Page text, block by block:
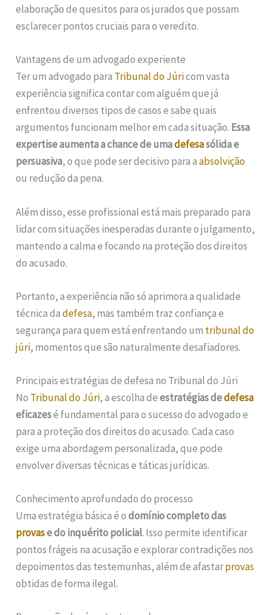
elaboração de quesitos para os jurados que possam
esclarecer pontos cruciais para o veredito.
Vantagens de um advogado experiente
Ter um advogado para Tribunal do Júricom vasta
experiência significa contar com alguém que já
enfrentou diversos tipos de casos e sabe quais
argumentos funcionam melhor em cada situação. Essa
expertise aumenta a chance de umadefesasólida e
persuasiva, o que pode ser decisivo para aabsolvição
ou redução da pena.
Além disso, esse profissional está mais preparado para
lidar com situações inesperadas durante o julgamento,
mantendo a calma e focando na proteção dos direitos
do acusado.
Portanto, a experiência não só aprimora a qualidade
técnica dadefesa, mas também traz confiança e
segurança para quem está enfrentando um tribunal do
júri, momentos que são naturalmente desafiadores.
Principais estratégias de defesa no Tribunal do Júri
No Tribunal do Júri, a escolha deestratégias dedefesa
eficazesé fundamental para o sucesso do advogado e
para a proteção dos direitos do acusado. Cada caso
exige uma abordagem personalizada, que pode
envolver diversas técnicas e táticas jurídicas.
Conhecimento aprofundado do processo
Uma estratégia básica é odomínio completo das
provase do inquérito policial. Isso permite identificar
pontos frágeis na acusação e explorar contradições nos
depoimentos das testemunhas, além de afastarprovas
obtidas de forma ilegal.